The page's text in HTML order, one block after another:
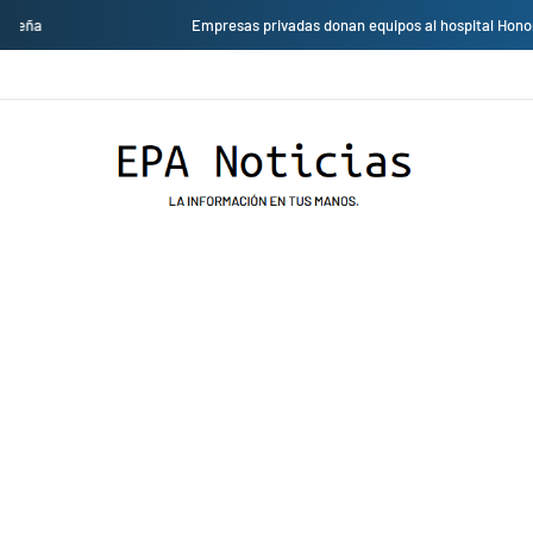
Empresas privadas donan equipos al hospital Honorio Delgado para